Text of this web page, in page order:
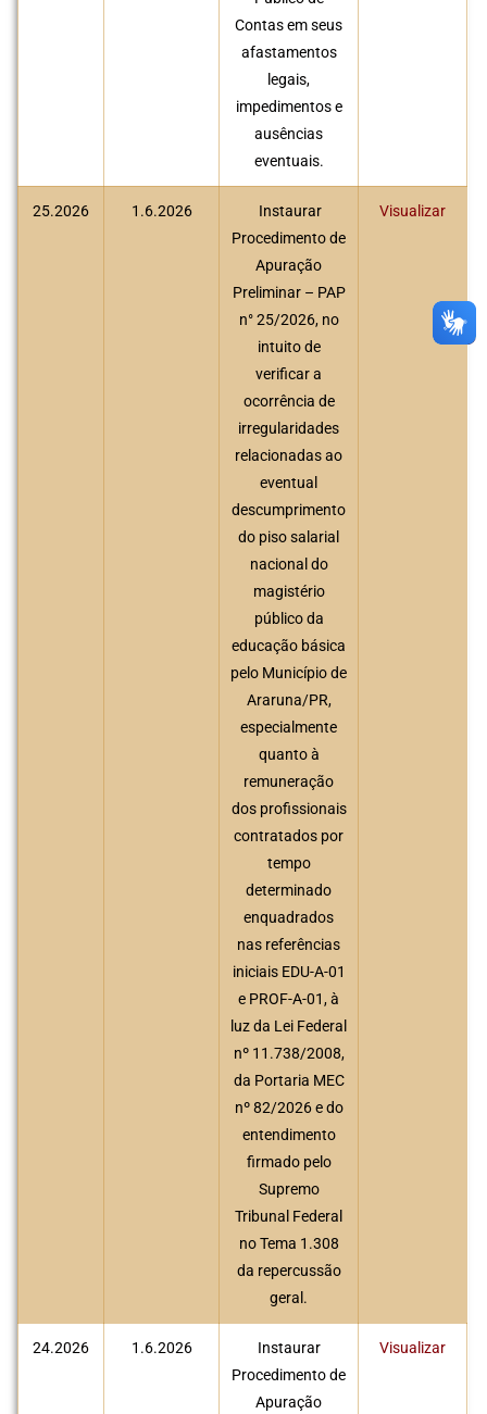
Contas em seus
afastamentos
legais,
impedimentos e
ausências
eventuais.
25.2026 1.6.2026
Instaurar
Procedimento de
Apuração
Preliminar – PAP
n° 25/2026, no
intuito de
verificar a
ocorrência de
irregularidades
relacionadas ao
eventual
descumprimento
do piso salarial
nacional do
magistério
público da
educação básica
pelo Município de
Araruna/PR,
especialmente
quanto à
remuneração
dos profissionais
contratados por
tempo
determinado
enquadrados
nas referências
iniciais EDU-A-01
e PROF-A-01, à
luz da Lei Federal
nº 11.738/2008,
da Portaria MEC
nº 82/2026 e do
entendimento
firmado pelo
Supremo
Tribunal Federal
no Tema 1.308
da repercussão
geral.
Visualizar
24.2026 1.6.2026
Instaurar
Procedimento de
Apuração
Visualizar